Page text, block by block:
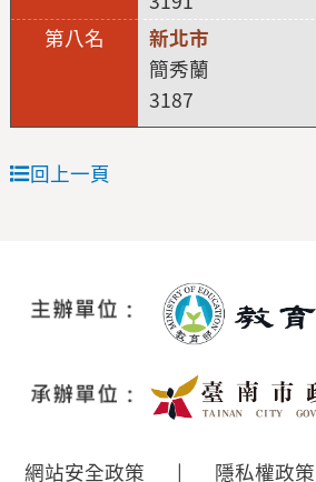
新北市
簡秀蘭
3187
回上一頁
網站安全政策 | 隱私權政策